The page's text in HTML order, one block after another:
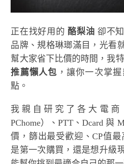
正在找好用的 酪梨油 卻不
品牌、規格琳瑯滿目，光看
幫大家省下比價的時間，我
推薦懶人包 ，讓你一次掌
點。
我親自研究了各大電商
PChome）、PTT、Dcard 與
價，篩出最受歡迎、CP值
是第一次購買，還是想升級